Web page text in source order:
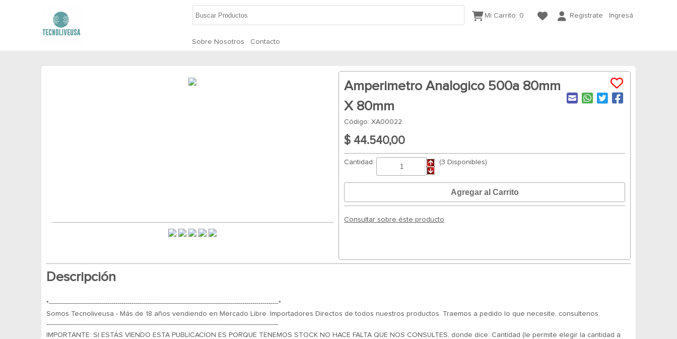
Mi Carrito: 0 Registrate Ingresá
Sobre Nosotros Contacto
Amperimetro Analogico 500a 80mm
X 80mm
Código: XA00022
$ 44.540,00
Cantidad: (3 Disponibles)
Consultar sobre éste producto
Descripción
*------------------------------------------------------------------------------------------------------------------*
Somos Tecnoliveusa - Más de 18 años vendiendo en Mercado Libre. Importadores Directos de todos nuestros productos. Traemos a pedido lo que necesite, consultenos.
-------------------------------------------------------------------------------------------------------------------
IMPORTANTE: SI ESTÁS VIENDO ESTA PUBLICACION ES PORQUE TENEMOS STOCK NO HACE FALTA QUE NOS CONSULTES, donde dice: Cantidad (le permite elegir la cantidad a